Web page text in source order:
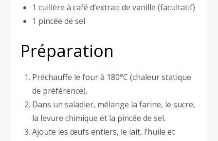
1 cuillère à café d’extrait de vanille (facultatif)
1 pincée de sel
Préparation
Préchauffe le four à 180°C (chaleur statique
de préférence).
Dans un saladier, mélange la farine, le sucre,
la levure chimique et la pincée de sel.
Ajoute les œufs entiers, le lait, l’huile et